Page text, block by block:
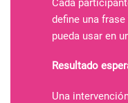
Cada
define una
pueda usar en
Resultado
Una